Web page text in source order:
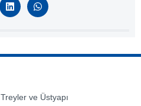
Treyler ve Üstyapı